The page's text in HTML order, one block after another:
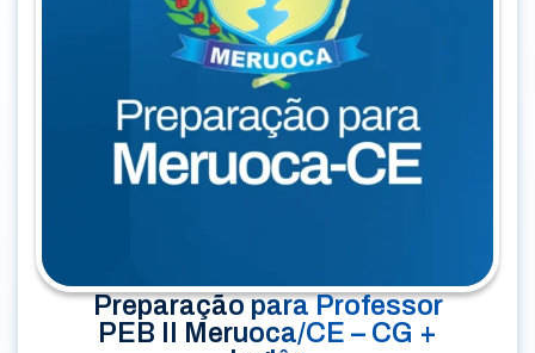
Preparação para Professor
PEB II Meruoca/CE – CG +